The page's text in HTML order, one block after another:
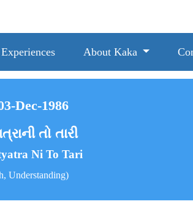
About Kaka
Dec-1986
તો તારી
Ni To Tari
Understanding)